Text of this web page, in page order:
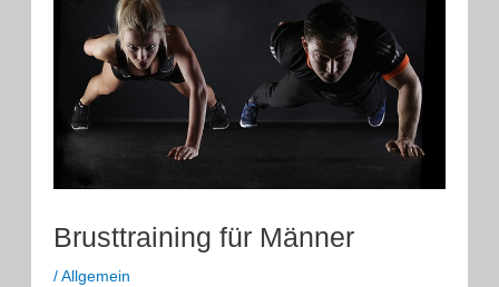
Brusttraining für Männer
/Allgemein